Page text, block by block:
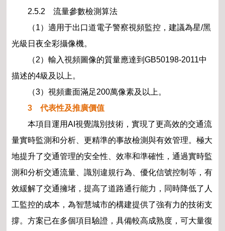
2.5.2 流量參數檢測算法
（1）適用于出口道電子警察視頻監控，建議為星/黑
光級日夜全彩攝像機。
（2）輸入視頻圖像的質量應達到GB50198-2011中
描述的4級及以上。
（3）視頻畫面滿足200萬像素及以上。
3 代表性及推廣價值
本項目運用AI視覺識別技術，實現了更高效的交通流
量實時監測和分析、更精準的事故檢測與有效管理。極大
地提升了交通管理的安全性、效率和準確性，通過實時監
測和分析交通流量、識別違規行為、優化信號控制等，有
效緩解了交通擁堵，提高了道路通行能力，同時降低了人
工監控的成本，為智慧城市的構建提供了強有力的技術支
撐。方案已在多個項目驗證，具備較高成熟度，可大量復